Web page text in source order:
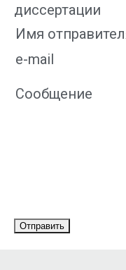
диссертации
Имя
e-mail
Сообщение